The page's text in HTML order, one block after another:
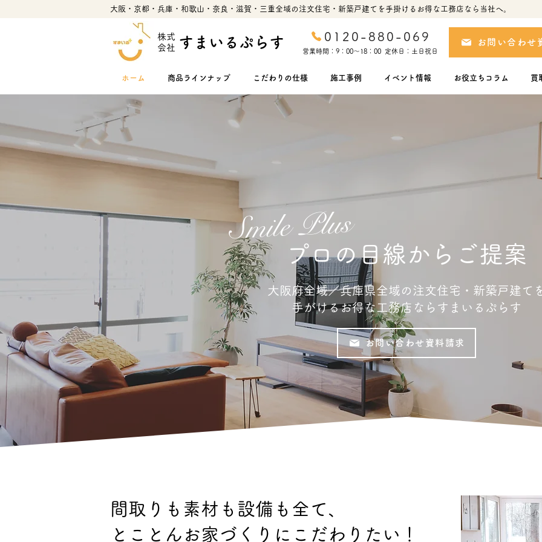
大阪・京都・兵庫・和歌山・奈良・滋賀・三重全域の注文住宅・新築戸建てを手掛けるお得な工務店なら当社へ。
株式
会社 すまいるぷらす 0120-880-069
営業時間：9：00～18：00 定休日：土日祝日
お問い合わせ
ホーム 商品ラインナップ こだわりの仕様 施工事例 イベント情報 お役立ちコラム 買
プロの目線からご提案
大阪府全域／兵庫県全域の注文住宅・新築戸建て
手がけるお得な工務店ならすまいるぷらす
Smile Plus
お問い合わせ資料請求
間取りも素材も設備も全て、
とことんお家づくりにこだわりたい！